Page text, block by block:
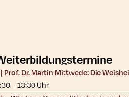
Prof. Dr. Martin Mittwede: Die
–13:30Uhr